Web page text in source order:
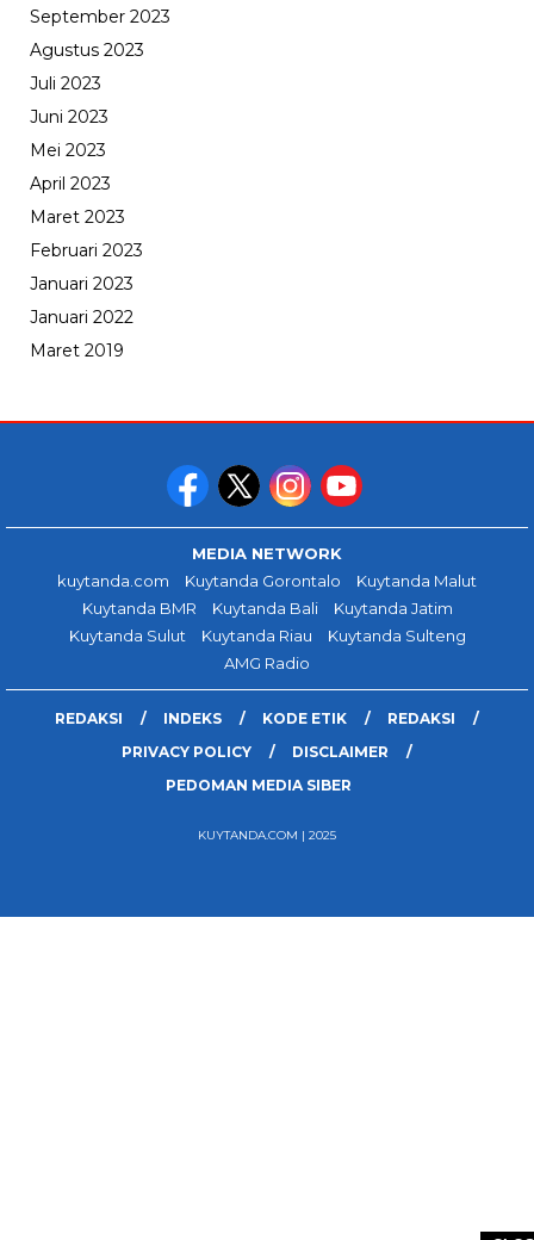
September 2023
Agustus 2023
Juli 2023
Juni 2023
Mei 2023
April 2023
Maret 2023
Februari 2023
Januari 2023
Januari 2022
Maret 2019
MEDIA NETWORK
kuytanda.com
Kuytanda Gorontalo
Kuytanda Malut
Kuytanda BMR
Kuytanda Bali
Kuytanda Jatim
Kuytanda Sulut
Kuytanda Riau
Kuytanda Sulteng
AMG Radio
REDAKSI INDEKS KODE ETIK
REDAKSI
PRIVACY POLICY
DISCLAIMER
PEDOMAN MEDIA SIBER
KUYTANDA.COM | 2025